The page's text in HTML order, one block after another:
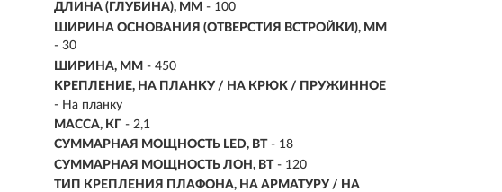
ДЛИНА (ГЛУБИНА), ММ - 100
ШИРИНА ОСНОВАНИЯ (ОТВЕРСТИЯ ВСТРОЙКИ), ММ
- 30
ШИРИНА, ММ - 450
КРЕПЛЕНИЕ, НА ПЛАНКУ / НА КРЮК / ПРУЖИННОЕ
- На планку
МАССА, КГ - 2,1
СУММАРНАЯ МОЩНОСТЬ LED, ВТ - 18
СУММАРНАЯ МОЩНОСТЬ ЛОН, ВТ - 120
ТИП КРЕПЛЕНИЯ ПЛАФОНА, НА АРМАТУРУ / НА